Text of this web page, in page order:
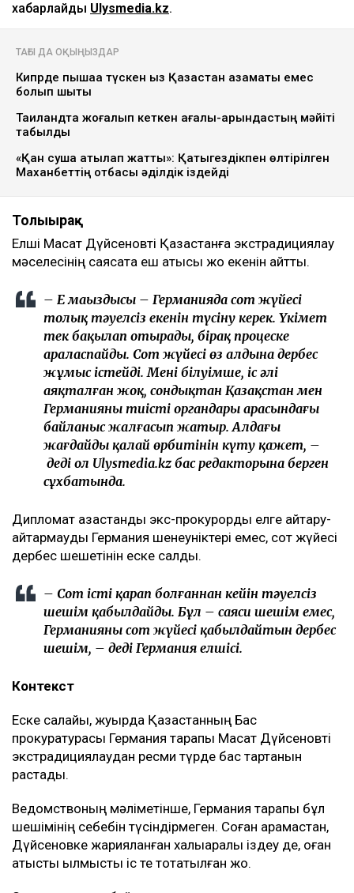
хабарлайды Ulysmedia.kz.
ТАҒЫ ДА ОҚЫҢЫЗДАР
Кипрде пышаққа түскен қыз Қазақстан азаматы емес
болып шықты
Таиландта жоғалып кеткен ағалы-қарындастың мәйіті
табылды
«Қан суша атқылап жатты»: Қатыгездікпен өлтірілген
Маханбеттің отбасы әділдік іздейді
Толығырақ
Елші Мақсат Дүйсеновті Қазақстанға экстрадициялау
мәселесінің саясатқа еш қатысы жоқ екенін айтты.
– Ең маңыздысы – Германияда сот жүйесі
толық тәуелсіз екенін түсіну керек. Үкімет
тек бақылап отырады, бірақ процеске
араласпайды. Сот жүйесі өз алдына дербес
жұмыс істейді. Менің білуімше, іс әлі
аяқталған жоқ, сондықтан Қазақстан мен
Германияның тиісті органдары арасындағы
байланыс жалғасып жатыр. Алдағы
жағдайдың қалай өрбитінін күту қажет, –
деді ол Ulysmedia.kz бас редакторына берген
сұхбатында.
Дипломат қазақстандық экс-прокурорды елге қайтару-
қайтармауды Германия шенеуніктері емес, сот жүйесі
дербес шешетінін еске салды.
– Сот істі қарап болғаннан кейін тәуелсіз
шешім қабылдайды. Бұл – саяси шешім емес,
Германияның сот жүйесі қабылдайтын дербес
шешім, – деді Германия елшісі.
Контекст
Еске салайық, жуырда Қазақстанның Бас
прокуратурасы Германия тарапы Мақсат Дүйсеновті
экстрадициялаудан ресми түрде бас тартқанын
растады.
Ведомствоның мәліметінше, Германия тарапы бұл
шешімінің себебін түсіндірмеген. Соған қарамастан,
Дүйсеновке жарияланған халықаралық іздеу де, оған
қатысты қылмыстық іс те тоқтатылған жоқ.